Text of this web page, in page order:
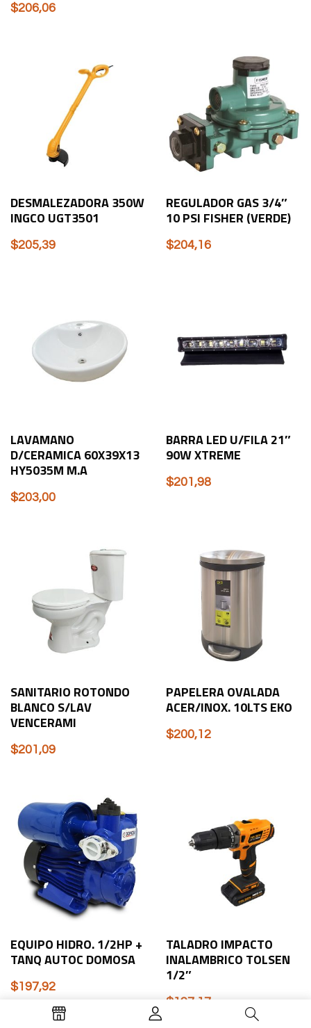
$206,06
DESMALEZADORA 350W
INGCO UGT3501
$205,39
REGULADOR GAS 3/4″
10 PSI FISHER (VERDE)
$204,16
LAVAMANO
D/CERAMICA 60X39X13
HY5035M M.A
$203,00
BARRA LED U/FILA 21″
90W XTREME
$201,98
SANITARIO ROTONDO
BLANCO S/LAV
VENCERAMI
$201,09
PAPELERA OVALADA
ACER/INOX. 10LTS EKO
$200,12
EQUIPO HIDRO. 1/2HP +
TANQ AUTOC DOMOSA
$197,92
TALADRO IMPACTO
INALAMBRICO TOLSEN
1/2″
$197,17